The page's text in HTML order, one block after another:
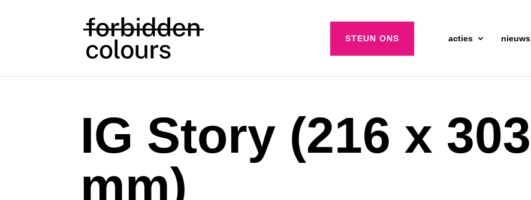
STEUN ONS acties nieuws
IG Story (216 x 303
mm)